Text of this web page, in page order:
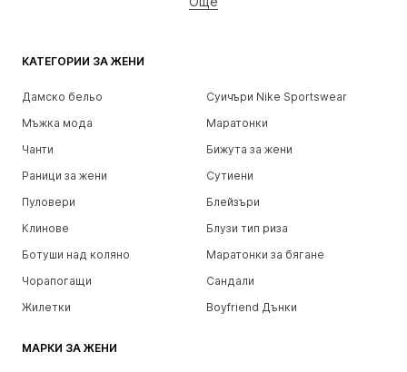
КАТЕГОРИИ ЗА ЖЕНИ
Дамско бельо
Суичъри Nike Sportswear
Мъжка мода
Маратонки
Чанти
Бижута за жени
Раници за жени
Сутиени
Пуловери
Блейзъри
Клинове
Блузи тип риза
Ботуши над коляно
Маратонки за бягане
Чорапогащи
Сандали
Жилетки
Boyfriend Дънки
МАРКИ ЗА ЖЕНИ